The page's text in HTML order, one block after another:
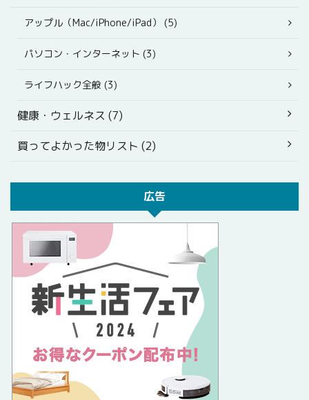
アップル（Mac/iPhone/iPad） (5)
パソコン・インターネット (3)
ライフハック全般 (3)
健康・ウェルネス (7)
買ってよかった物リスト (2)
広告